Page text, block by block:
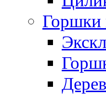
Горшки